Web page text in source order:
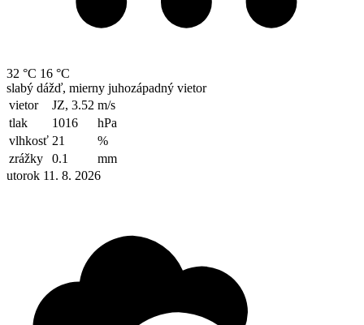
32 °C 16 °C
slabý dážď, mierny juhozápadný vietor
vietor
JZ, 3.52 m/s
tlak
1016
hPa
vlhkosť 21
%
zrážky
0.1
mm
utorok 11. 8. 2026